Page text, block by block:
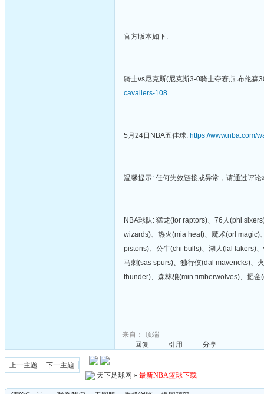
官方版本如下:
骑士vs尼克斯(尼克斯3-0骑士夺赛点 布伦森
cavaliers-108
5月24日NBA五佳球: https://www.nba.com/
温馨提示: 任何失效链接或异常，请通过评
NBA球队: 猛龙(tor raptors)、76人(phi
wizards)、热火(mia heat)、魔术(orl
pistons)、公牛(chi bulls)、湖人(lal lakers)
马刺(sas spurs)、独行侠(dal mavericks)、
thunder)、森林狼(min timberwolves)、掘金
来自： 顶端
回复
引用 分享
上一主题
下一主题
天下足球网 » 最新NBA篮球下载